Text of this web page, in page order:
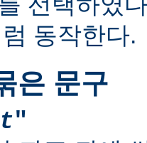
동작한다.
은 문구
"